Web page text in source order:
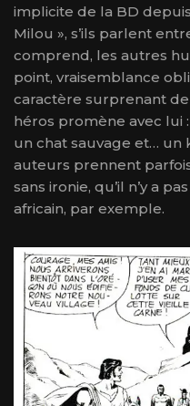
implicite de la BD
Milou », s’ils parlent
comprend, les autres
point, vraisemblance
caractère surprenant
héros promène avec lui
un chat sauvage et… un
auteurs prennent
sans ironie, qu’il n’y a
africain, par exemple.